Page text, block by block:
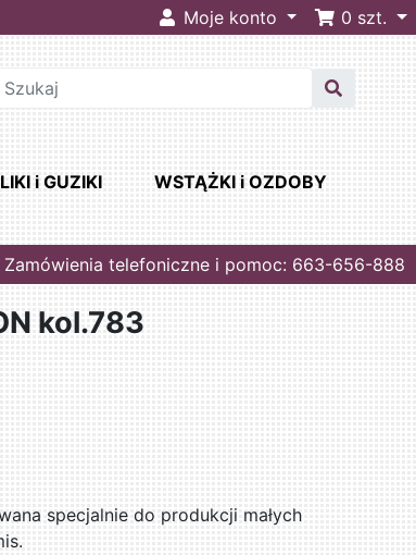
Moje konto 0 szt.
i GUZIKI WSTĄŻKI i OZDOBY
Zamówienia telefoniczne i pomoc: 663-656-888
kol.783
specjalnie do produkcji małych